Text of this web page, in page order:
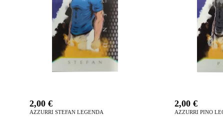
AZZURRI STEFAN LEGENDA
2,00€
AZZURRI PINO
2,00€